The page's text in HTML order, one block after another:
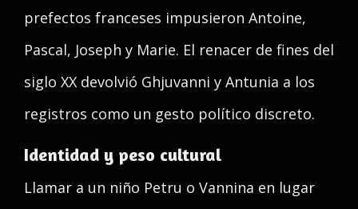
prefectos franceses impusieron Antoine,
Pascal, Joseph y Marie. El renacer de fines del
siglo XX devolvió Ghjuvanni y Antunia a los
registros como un gesto político discreto.
Identidad y peso cultural
Llamar a un niño Petru o Vannina en lugar